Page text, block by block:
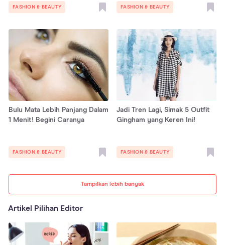
Tampilkan lebih banyak
FASHION & BEAUTY FASHION & BEAUTY
Bulu Mata Lebih Panjang Dalam
1 Menit! Begini Caranya
FASHION & BEAUTY
Jadi Tren Lagi, Simak 5 Outfit
Gingham yang Keren Ini!
FASHION & BEAUTY
Artikel Pilihan Editor